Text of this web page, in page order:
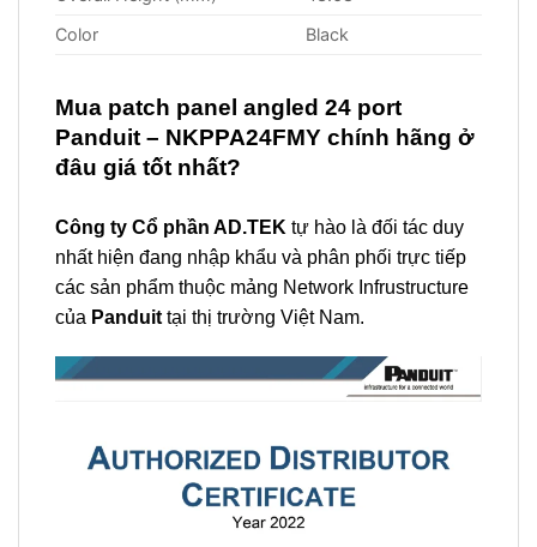
Color
Black
Mua patch panel angled 24 port
Panduit – NKPPA24FMY chính hãng ở
đâu giá tốt nhất?
Công ty Cổ phần AD.TEK tự hào là đối tác duy
nhất hiện đang nhập khẩu và phân phối trực tiếp
các sản phẩm thuộc mảng Network Infrustructure
của Panduit tại thị trường Việt Nam.